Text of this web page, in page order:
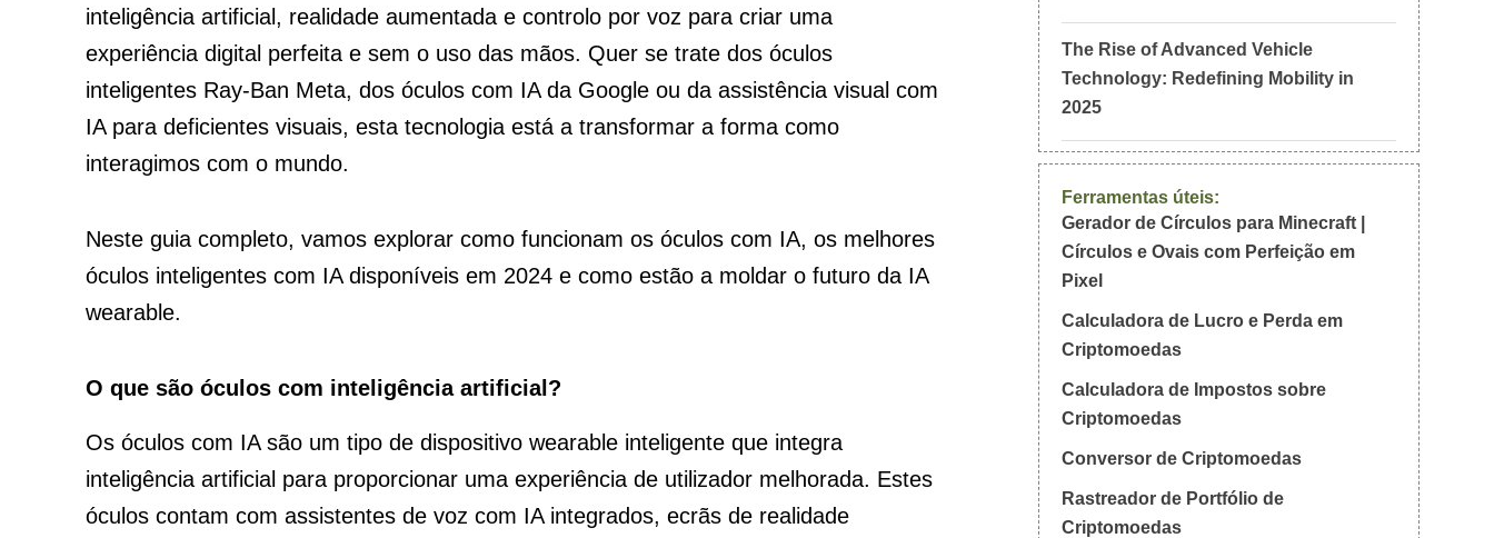
inteligência artificial, realidade aumentada e controlo por voz para criar uma
experiência digital perfeita e sem o uso das mãos. Quer se trate dos óculos
inteligentes Ray-Ban Meta, dos óculos com IA da Google ou da assistência visual com
IA para deficientes visuais, esta tecnologia está a transformar a forma como
interagimos com o mundo.
Neste guia completo, vamos explorar como funcionam os óculos com IA, os melhores
óculos inteligentes com IA disponíveis em 2024 e como estão a moldar o futuro da IA ​​
wearable.
O que são óculos com inteligência artificial?
Os óculos com IA são um tipo de dispositivo wearable inteligente que integra
inteligência artificial para proporcionar uma experiência de utilizador melhorada. Estes
óculos contam com assistentes de voz com IA integrados, ecrãs de realidade
The Rise of Advanced Vehicle
Technology: Redefining Mobility in
2025
Ferramentas úteis:
Gerador de Círculos para Minecraft |
Círculos e Ovais com Perfeição em
Pixel
Calculadora de Lucro e Perda em
Criptomoedas
Calculadora de Impostos sobre
Criptomoedas
Conversor de Criptomoedas
Rastreador de Portfólio de
Criptomoedas